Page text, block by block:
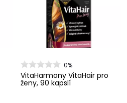
0%
VitaHarmony VitaHair pro
ženy, 90 kapslí